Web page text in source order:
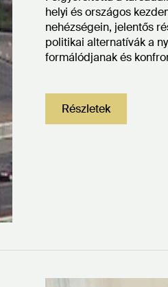
helyi és országos
nehézségein, jelentős
politikai alternatívák a
formálódjanak és
Részletek